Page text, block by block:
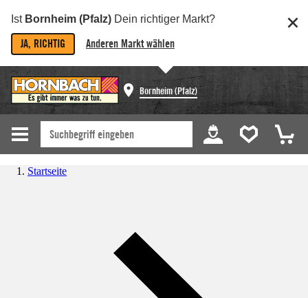
Ist Bornheim (Pfalz) Dein richtiger Markt?
JA, RICHTIG Anderen Markt wählen
Bornheim (Pfalz)
Startseite